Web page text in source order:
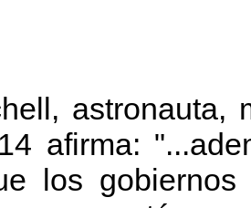
astronauta,
afirma:
los